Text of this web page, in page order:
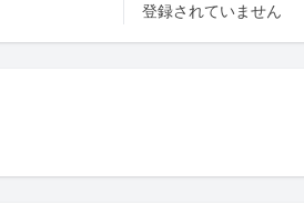
登録されていません